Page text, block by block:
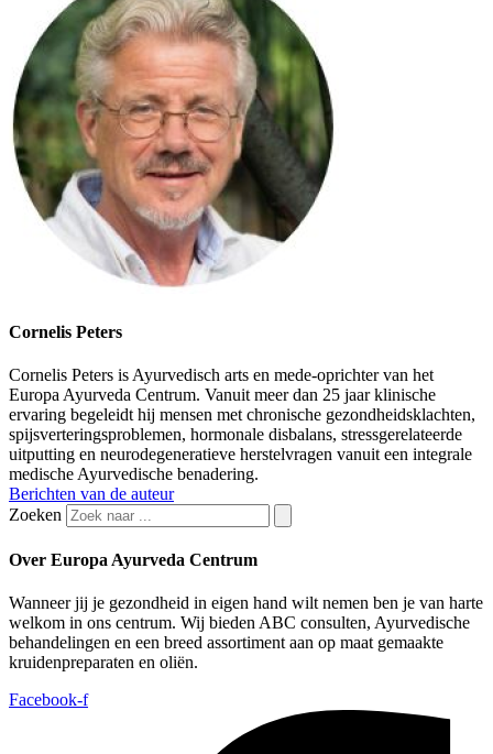
Cornelis Peters
Cornelis Peters is Ayurvedisch arts en mede-oprichter van het
Europa Ayurveda Centrum. Vanuit meer dan 25 jaar klinische
ervaring begeleidt hij mensen met chronische gezondheidsklachten,
spijsverteringsproblemen, hormonale disbalans, stressgerelateerde
uitputting en neurodegeneratieve herstelvragen vanuit een integrale
medische Ayurvedische benadering.
Berichten van de auteur
Zoeken
Over Europa Ayurveda Centrum
Wanneer jij je gezondheid in eigen hand wilt nemen ben je van harte
welkom in ons centrum. Wij bieden ABC consulten, Ayurvedische
behandelingen en een breed assortiment aan op maat gemaakte
kruidenpreparaten en oliën.
Facebook-f